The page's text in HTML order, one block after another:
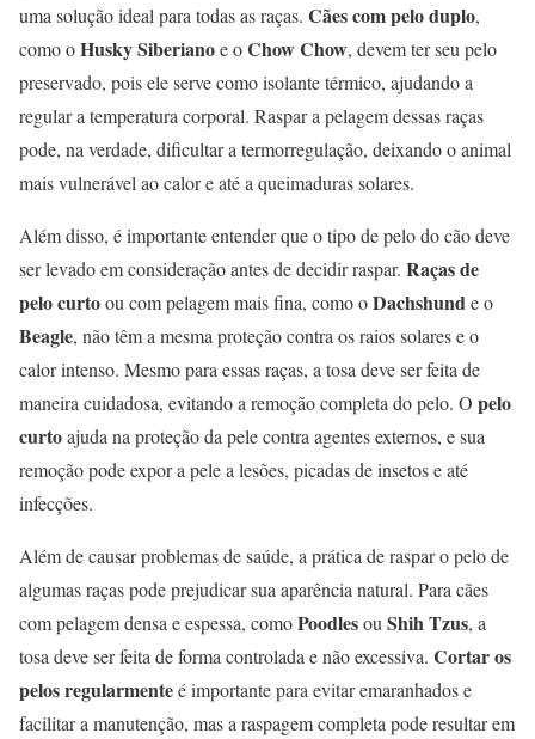
uma solução ideal para todas as raças. Cães com pelo duplo,
como oHusky Siberianoe oChow Chow, devem ter seu pelo
preservado, pois ele serve como isolante térmico, ajudando a
regular a temperatura corporal. Raspar a pelagem dessas raças
pode, na verdade, dificultar a termorregulação, deixando o animal
mais vulnerável ao calor e até a queimaduras solares.
Além disso, é importante entender que o tipo de pelo do cão deve
ser levado em consideração antes de decidir raspar. Raças de
pelo curtoou com pelagem mais fina, como oDachshunde o
Beagle, não têm a mesma proteção contra os raios solares e o
calor intenso. Mesmo para essas raças, a tosa deve ser feita de
maneira cuidadosa, evitando a remoção completa do pelo. O pelo
curtoajuda na proteção da pele contra agentes externos, e sua
remoção pode expor a pele a lesões, picadas de insetos e até
infecções.
Além de causar problemas de saúde, a prática de raspar o pelo de
algumas raças pode prejudicar sua aparência natural. Para cães
com pelagem densa e espessa, comoPoodlesouShih Tzus, a
tosa deve ser feita de forma controlada e não excessiva. Cortar os
pelos regularmenteé importante para evitar emaranhados e
facilitar a manutenção, mas a raspagem completa pode resultar em